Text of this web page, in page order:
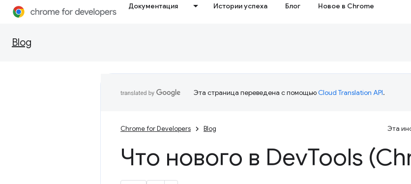
Документация Истории успеха Блог Новое в Chrome
Blog
Эта страница переведена с помощьюCloud Translation API.
Chrome for Developers Blog Эта
Что нового в DevTools